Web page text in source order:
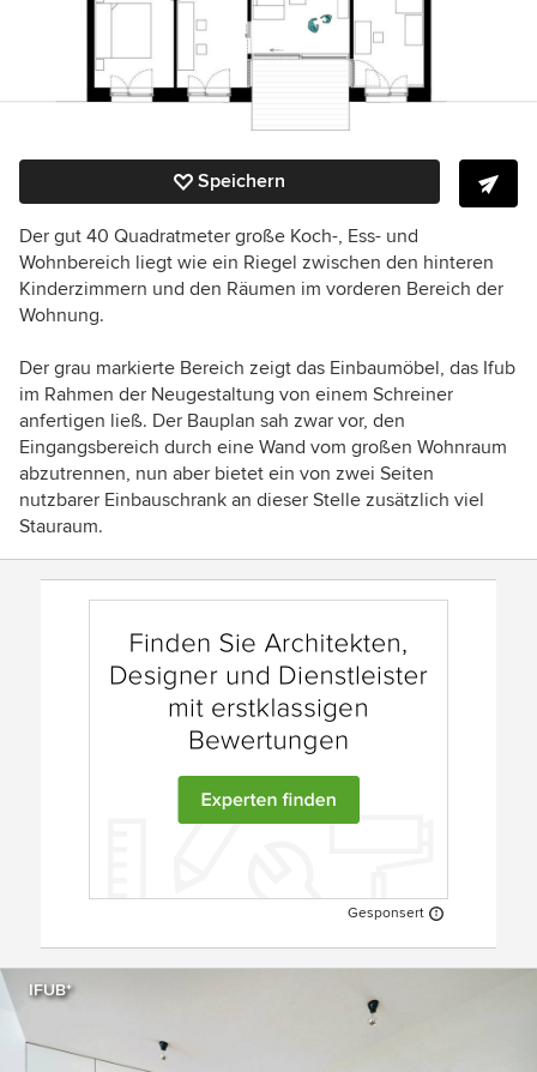
Speichern
Der gut 40 Quadratmeter große Koch-, Ess- und
Wohnbereich liegt wie ein Riegel zwischen den hinteren
Kinderzimmern und den Räumen im vorderen Bereich der
Wohnung.
Der grau markierte Bereich zeigt das Einbaumöbel, das Ifub
im Rahmen der Neugestaltung von einem Schreiner
anfertigen ließ. Der Bauplan sah zwar vor, den
Eingangsbereich durch eine Wand vom großen Wohnraum
abzutrennen, nun aber bietet ein von zwei Seiten
nutzbarer Einbauschrank an dieser Stelle zusätzlich viel
Stauraum.
Gesponsert
IFUB*